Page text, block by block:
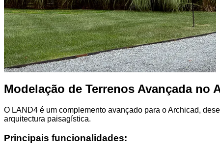
Modelação de Terrenos Avançada no
O LAND4 é um complemento avançado para o Archicad,
arquitectura paisagística.
Principais funcionalidades: